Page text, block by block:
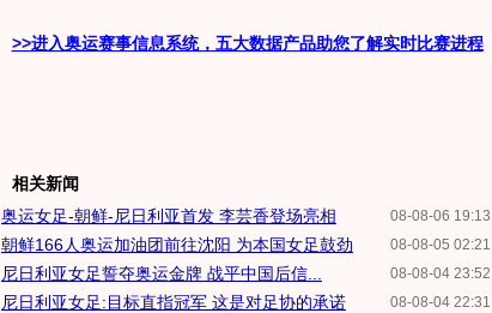
>>进入奥运赛事信息系统，五大数据产品助您了解实时比赛进程
相关新闻
08-08-06 19:13
奥运女足-朝鲜-尼日利亚首发 李芸香登场亮相
08-08-05 02:21
朝鲜166人奥运加油团前往沈阳 为本国女足鼓劲
08-08-04 23:52
尼日利亚女足誓夺奥运金牌 战平中国后信...
08-08-04 22:31
尼日利亚女足:目标直指冠军 这是对足协的承诺